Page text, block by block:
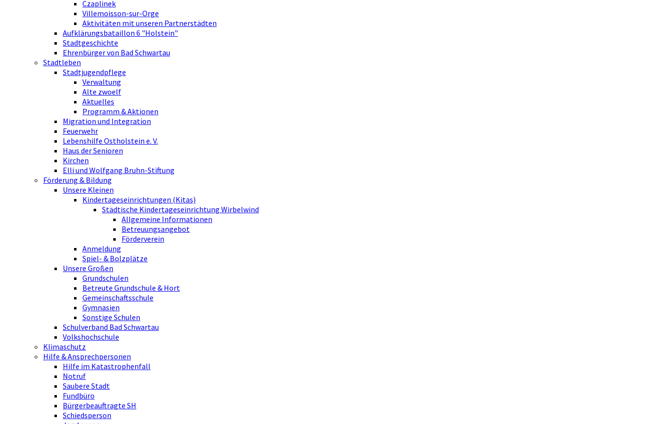
Czaplinek
Villemoisson-sur-Orge
Aktivitäten mit unseren Partnerstädten
Aufklärungsbataillon 6 "Holstein"
Stadtgeschichte
Ehrenbürger von Bad Schwartau
Stadtleben
Stadtjugendpflege
Verwaltung
Alte zwoelf
Aktuelles
Programm & Aktionen
Migration und Integration
Feuerwehr
Lebenshilfe Ostholstein e. V.
Haus der Senioren
Kirchen
Elli und Wolfgang Bruhn-Stiftung
Förderung & Bildung
Unsere Kleinen
Kindertageseinrichtungen (Kitas)
Städtische Kindertageseinrichtung Wirbelwind
Allgemeine Informationen
Betreuungsangebot
Förderverein
Anmeldung
Spiel- & Bolzplätze
Unsere Großen
Grundschulen
Betreute Grundschule & Hort
Gemeinschaftsschule
Gymnasien
Sonstige Schulen
Schulverband Bad Schwartau
Volkshochschule
Klimaschutz
Hilfe & Ansprechpersonen
Hilfe im Katastrophenfall
Notruf
Saubere Stadt
Fundbüro
Bürgerbeauftragte SH
Schiedsperson